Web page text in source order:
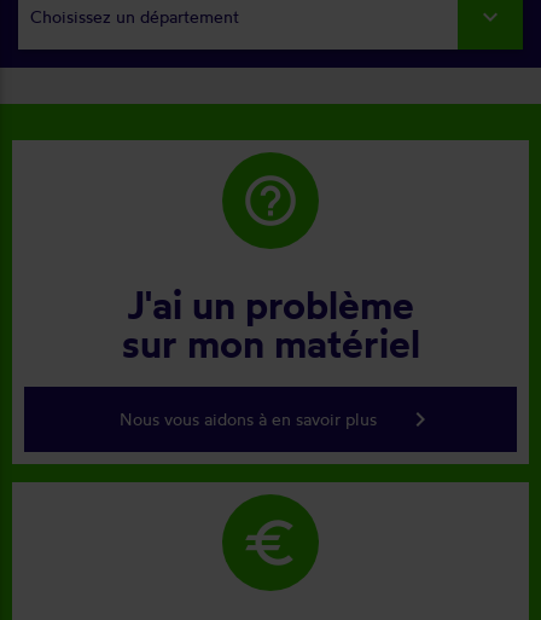
Choisissez un département
help_outline
J'ai un problème
sur mon matériel
Nous vous aidons à en savoir plus keyboard_arrow_right
euro